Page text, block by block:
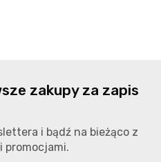
zakupy za zapis
i bądź na bieżąco z
promocjami.